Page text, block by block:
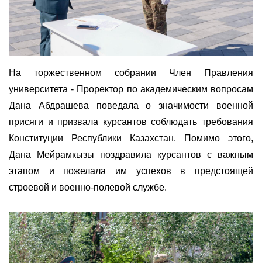
На торжественном собрании Член Правления
университета - Проректор по академическим вопросам
Дана Абдрашева поведала о значимости военной
присяги и призвала курсантов соблюдать требования
Конституции Республики Казахстан. Помимо этого,
Дана Мейрамкызы поздравила курсантов с важным
этапом и пожелала им успехов в предстоящей
строевой и военно-полевой службе.